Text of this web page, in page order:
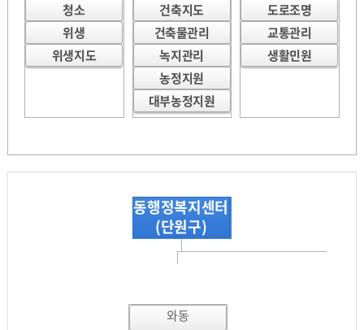
청소
위생
위생지도
건축지도
건축물관리
녹지관리
농정지원
대부농정지원
도로조명
교통관리
생활민원
동행정복지센터
(단원구)
와동